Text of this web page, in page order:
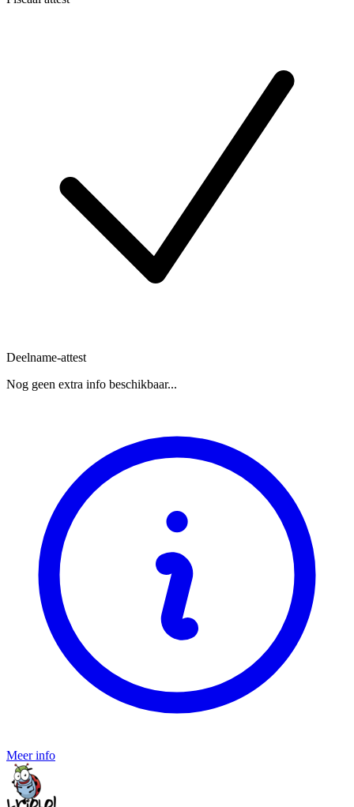
Deelname-attest
Nog geen extra info beschikbaar...
Meer info